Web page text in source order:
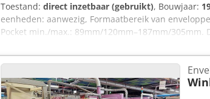
Toestand: direct inzetbaar (gebruikt), Bouwjaar:
eenheden: aanwezig, Formaatbereik van
Pocket min./max.: 89mm/120mm–187mm/